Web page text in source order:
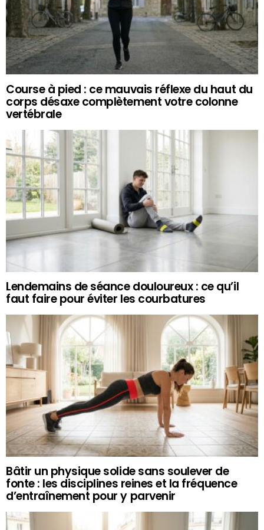
Course à pied : ce mauvais réflexe du haut du
corps désaxe complètement votre colonne
vertébrale
Lendemains de séance douloureux : ce qu’il
faut faire pour éviter les courbatures
Bâtir un physique solide sans soulever de
fonte : les disciplines reines et la fréquence
d’entraînement pour y parvenir